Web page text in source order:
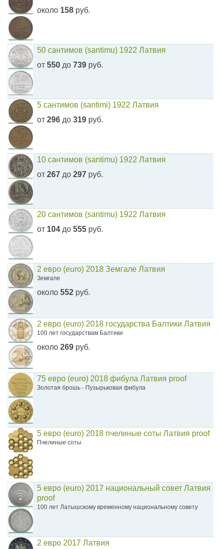
около 158 руб.
50 сантимов (santimu) 1922 Латвия
от 550 до 739 руб.
5 сантимов (santimi) 1922 Латвия
от 296 до 319 руб.
10 сантимов (santimu) 1922 Латвия
от 267 до 297 руб.
20 сантимов (santimu) 1922 Латвия
от 104 до 555 руб.
2 евро (euro) 2018 Земгале Латвия
Земгале
около 552 руб.
2 евро (euro) 2018 государства Балтики Латвия
100 лет государствам Балтики
около 269 руб.
75 евро (euro) 2018 фибула Латвия proof
Золотая брошь - Пузырьковая фибула
5 евро (euro) 2018 пчелиные соты Латвия proof
Пчелиные соты
5 евро (euro) 2017 национальный совет Латвия
proof
100 лет Латышскому временному национальному совету
2 евро 2017 Латвия